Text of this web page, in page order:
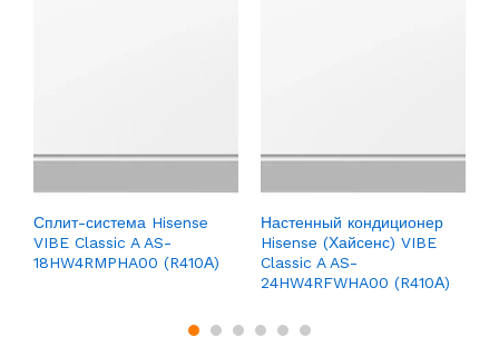
Сплит-система Hisense
VIBE Classic A AS-
18HW4RMPHA00 (R410А)
Настенный кондиционер
Hisense (Хайсенс) VIBE
Classic A AS-
24HW4RFWHA00 (R410А)